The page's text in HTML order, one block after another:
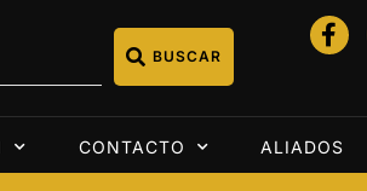
BUSCAR
CONTACTO ALIADOS